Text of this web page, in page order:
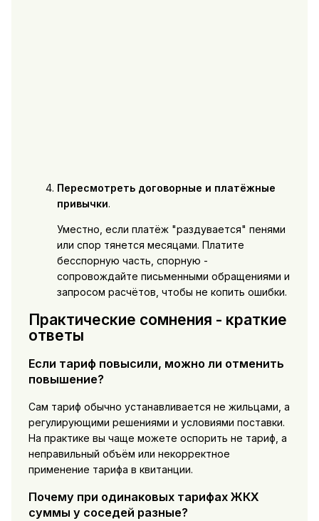
Пересмотреть договорные и платёжные
привычки.
Уместно, если платёж "раздувается" пенями
или спор тянется месяцами. Платите
бесспорную часть, спорную -
сопровождайте письменными обращениями и
запросом расчётов, чтобы не копить ошибки.
Практические сомнения - краткие
ответы
Если тариф повысили, можно ли отменить
повышение?
Сам тариф обычно устанавливается не жильцами, а
регулирующими решениями и условиями поставки.
На практике вы чаще можете оспорить не тариф, а
неправильный объём или некорректное
применение тарифа в квитанции.
Почему при одинаковых тарифах ЖКХ
суммы у соседей разные?